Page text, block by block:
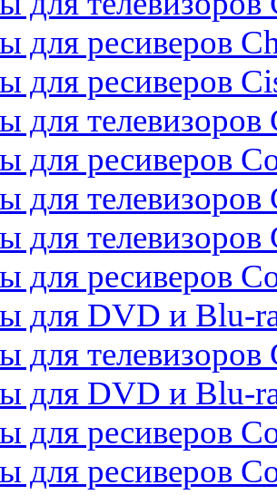
для ресиверов
для ресиверов
для телевизоров
для ресиверов
для телевизоров
для телевизоров
для ресиверов
для DVD и Blu-
для телевизоров
для DVD и Blu-
для ресиверов
для ресиверов